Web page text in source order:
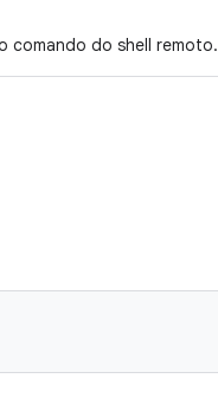
comando do shell remoto.